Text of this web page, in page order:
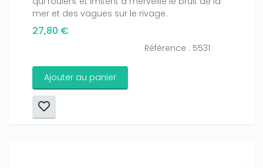
mer et des vagues sur le rivage.
27,80 €
Référence : 5531
Ajouter au panier